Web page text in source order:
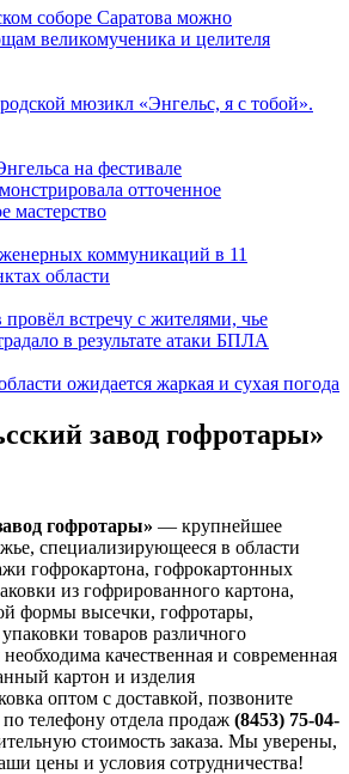
соборе Саратова можно
великомученика и целителя
мюзикл «Энгельс, я с тобой».
на фестивале
отточенное
мастерство
коммуникаций в 11
области
встречу с жителями, чье
в результате атаки БПЛА
ожидается жаркая и сухая погода
завод гофротары»
гофротары» — крупнейшее
специализирующееся в области
гофрокартона, гофрокартонных
из гофрированного картона,
формы высечки, гофротары,
товаров различного
качественная и современная
картон и изделия
оптом с доставкой, позвоните
телефону отдела продаж (8453) 75-04-
стоимость заказа. Мы уверены,
цены и условия сотрудничества!